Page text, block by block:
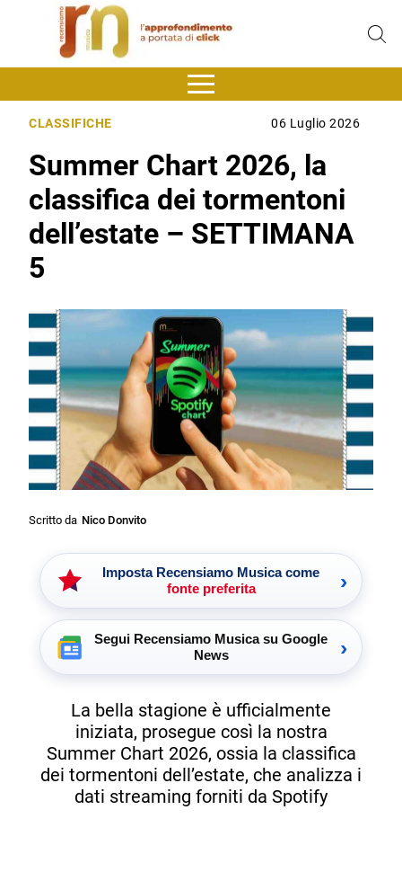
CLASSIFICHE 06 Luglio 2026
Summer Chart 2026, la
classifica dei tormentoni
dell’estate – SETTIMANA
5
Scritto da Nico Donvito
Imposta Recensiamo Musica come
fonte preferita
›
Segui Recensiamo Musica su Google
News
›
La bella stagione è ufficialmente
iniziata, prosegue così la nostra
Summer Chart 2026, ossia la classifica
dei tormentoni dell’estate, che analizza i
dati streaming forniti da Spotify